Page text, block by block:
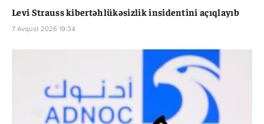
Levi Strauss kibertəhlükəsizlik insidentini açıqlayıb
7 Avqust 2026 19:34